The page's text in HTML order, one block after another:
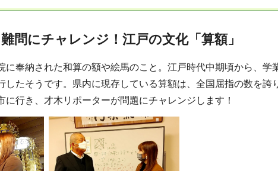
問にチャレンジ！江戸の文化「算額」
に奉納された和算の額や絵馬のこと。江戸時代中期頃から、
したそうです。県内に現存している算額は、全国屈指の数を
に行き、才木リポーターが問題にチャレンジします！